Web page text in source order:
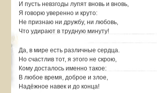
И пусть невзгоды лупят вновь и вновь,
Я говорю уверенно и круто:
Не признаю ни дружбу, ни любовь,
Что удирают в трудную минуту!
Да, в мире есть различные сердца.
Но счастлив тот, я этого не скрою,
Кому досталось именно такое:
В любое время, доброе и злое,
Надёжное навек и до конца!